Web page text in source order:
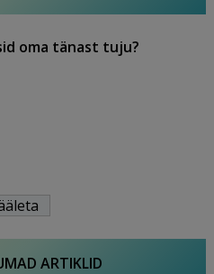
oma tänast tuju?
ARTIKLID